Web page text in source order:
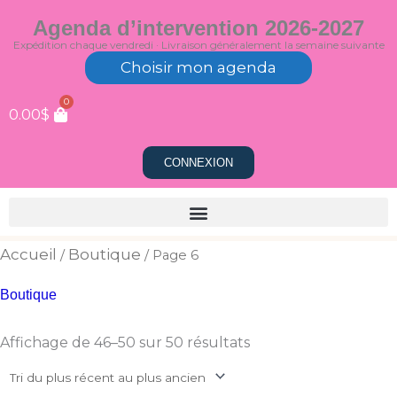
au
Agenda d’intervention 2026-2027
Expédition chaque vendredi · Livraison généralement la semaine suivante
Choisir mon agenda
0.00$
0
CONNEXION
Accueil / Boutique / Page 6
Boutique
Affichage de 46–50 sur 50 résultats